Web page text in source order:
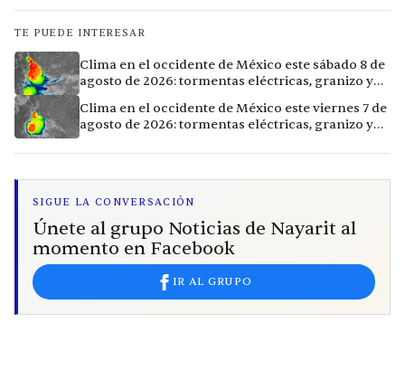
TE PUEDE INTERESAR
Clima en el occidente de México este sábado 8 de
agosto de 2026: tormentas eléctricas, granizo y
Clima en el occidente de México este viernes 7 de
agosto de 2026: tormentas eléctricas, granizo y
SIGUE LA CONVERSACIÓN
Únete al grupo Noticias de Nayarit al
momento en Facebook
IR AL GRUPO